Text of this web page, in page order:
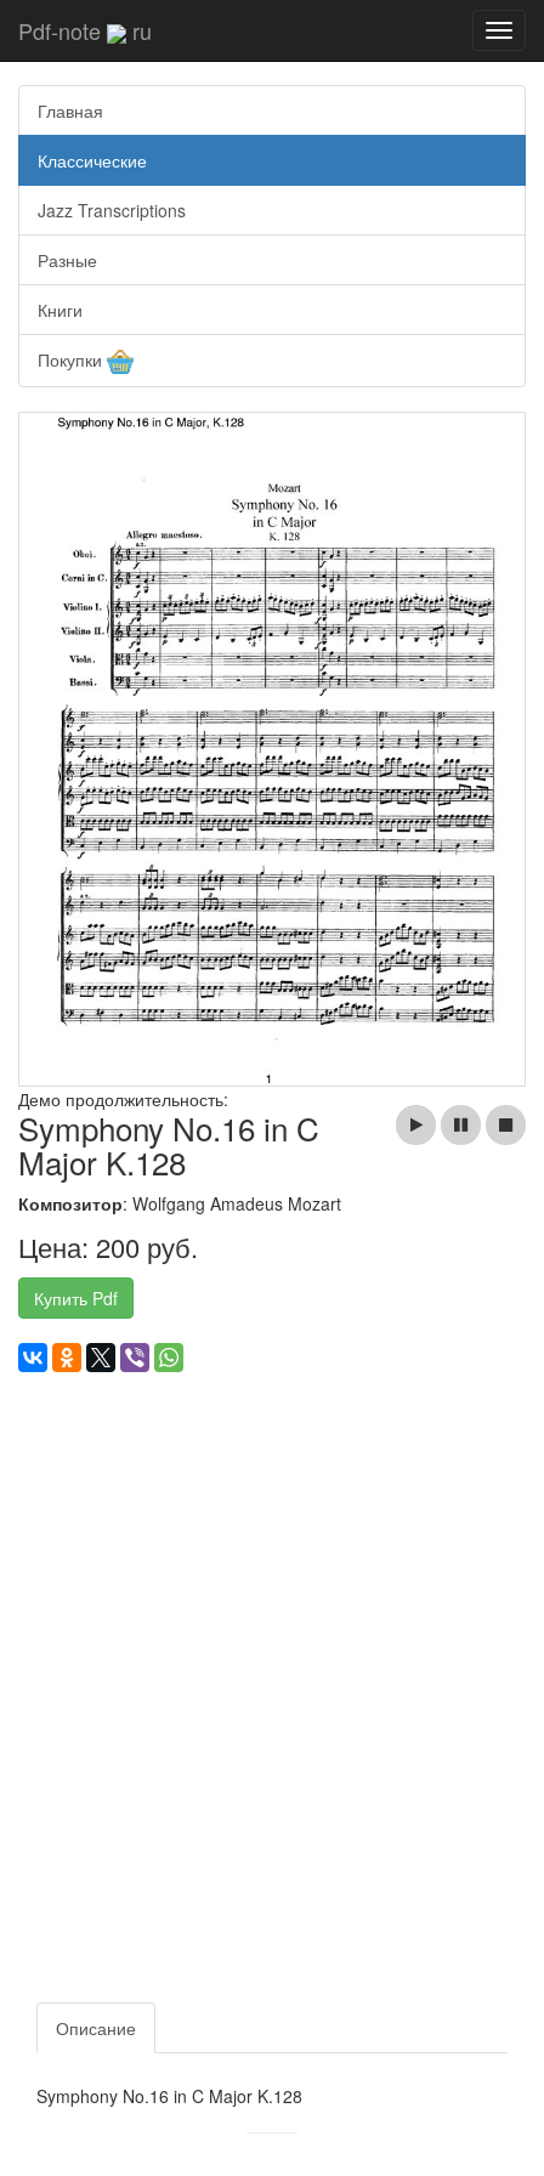
Pdf-note ru
Главная
Классические
Jazz Transcriptions
Разные
Книги
Покупки
Демо продолжительность:
Symphony No.16 in C
Major K.128
Композитор: Wolfgang Amadeus Mozart
Цена: 200 руб.
Купить Pdf
Описание
Symphony No.16 in C Major K.128